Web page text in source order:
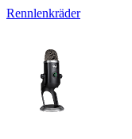
Rennlenkräder